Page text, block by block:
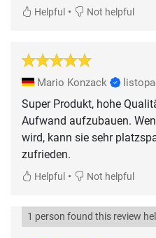
Helpful • Not helpful
Mario Konzack
Super Produkt, hohe
Aufwand aufzubauen.
wird, kann sie sehr
zufrieden.
Helpful • Not helpful
1 person found this review